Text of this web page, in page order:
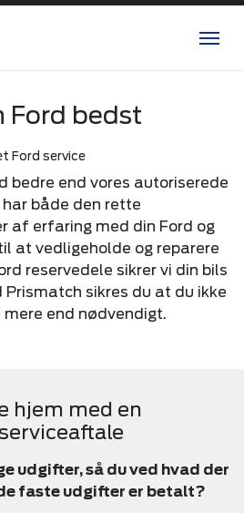
Ford bedst
Ford service
bedre end vores autoriserede
både den rette
af erfaring med din Ford og
at vedligeholde og reparere
reservedele sikrer vi din bils
sikres du at du ikke
end nødvendigt.
hjem med en
udgifter, så du ved hvad der
faste udgifter er betalt?